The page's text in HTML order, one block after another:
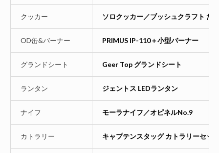
クッカー ソロクッカー／ブッシュクラフト た
OD缶&バーナー PRIMUS IP-110＋小型バーナー
グランドシート Geer Top グランドシート
ランタン ジェントス LEDランタン
ナイフ モーラナイフ／オピネルNo.9
カトラリー キャプテンスタッグ カトラリーセッ